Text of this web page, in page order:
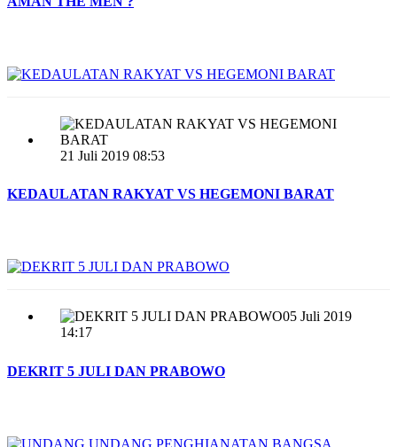
21 Juli 2019 08:53
KEDAULATAN RAKYAT VS HEGEMONI BARAT
05 Juli 2019
14:17
DEKRIT 5 JULI DAN PRABOWO